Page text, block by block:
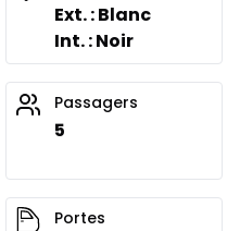
Ext. : Blanc
Int. : Noir
Passagers
5
Portes